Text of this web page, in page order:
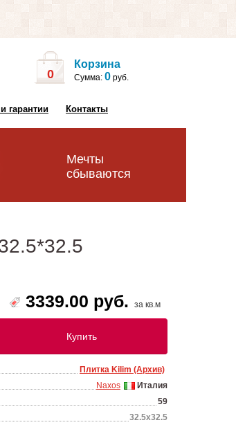
0
Корзина
Сумма: 0 руб.
гарантии Контакты
Мечты
сбываются
3339.00 руб. за кв.м
Купить
Плитка Kilim (Архив)
Италия
Naxos
59
32.5x32.5